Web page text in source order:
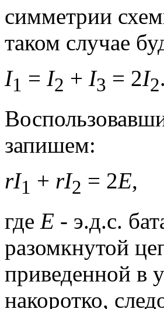
симметрии
таком случае
I1 = I2 + I3 = 2I2.
запишем:
rI1 + rI2 = 2E,
где E - э.д.с.
разомкнутой
приведенной в
накоротко,